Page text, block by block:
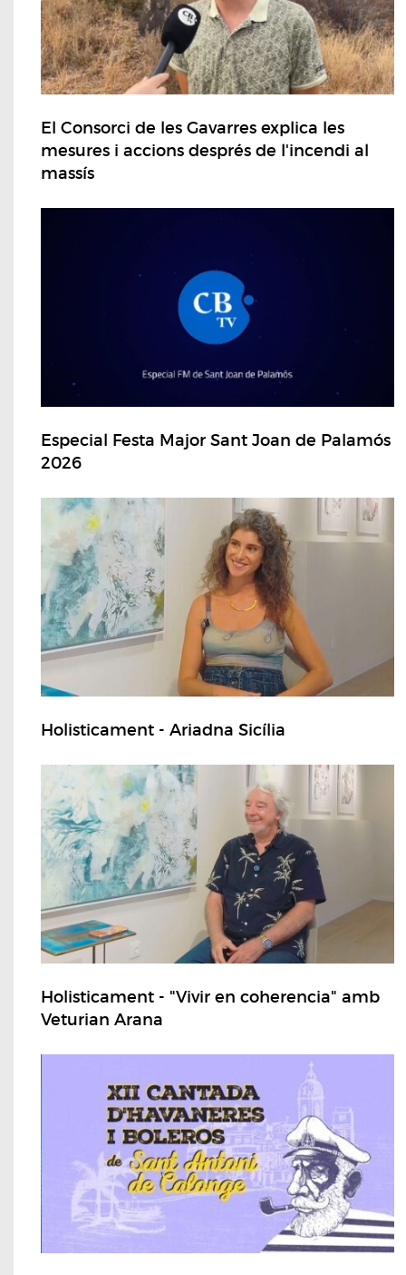
El Consorci de les Gavarres explica les
mesures i accions després de l'incendi al
massís
Especial Festa Major Sant Joan de Palamós
2026
Holisticament - Ariadna Sicília
Holisticament - "Vivir en coherencia" amb
Veturian Arana